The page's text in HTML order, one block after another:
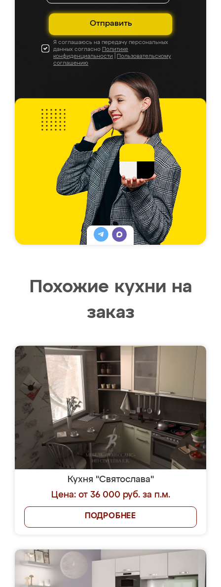
Отправить
Я соглашаюсь на передачу персональных
данных согласно Политике
конфиденциальности
Пользовательскому
соглашению
Похожие кухни на
заказ
Кухня "Святослава"
Цена: от 36 000 руб. за п.м.
ПОДРОБНЕЕ